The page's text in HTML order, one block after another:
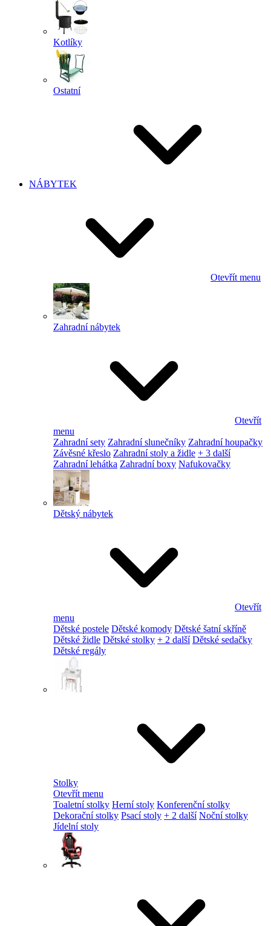
Kotlíky
Ostatní
NÁBYTEK
Otevřít menu
Zahradní nábytek
Otevřít
menu
Zahradní sety Zahradní slunečníky Zahradní houpačky
Závěsné křeslo Zahradní stoly a židle + 3 další
Zahradní lehátka Zahradní boxy Nafukovačky
Dětský nábytek
Otevřít
menu
Dětské postele Dětské komody Dětské šatní skříně
Dětské židle Dětské stolky + 2 další Dětské sedačky
Dětské regály
Stolky
Otevřít menu
Toaletní stolky Herní stoly Konferenční stolky
Dekorační stolky Psací stoly + 2 další Noční stolky
Jídelní stoly